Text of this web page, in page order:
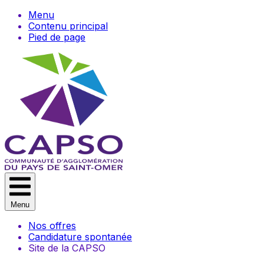
Menu
Contenu principal
Pied de page
Menu
Nos offres
Candidature spontanée
Site de la CAPSO